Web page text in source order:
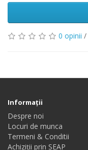
0 opinii /
Informaţii
Despre noi
Locuri de munca
Termeni & Conditii
Achiziții prin SEAP